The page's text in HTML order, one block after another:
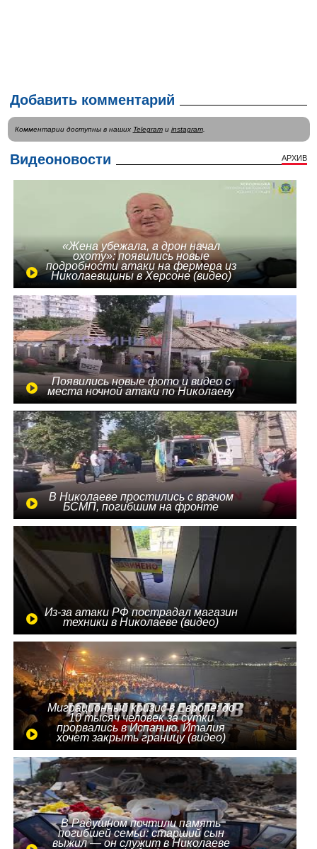
Добавить комментарий
Комментарии доступны в наших Telegramи instagram.
Видеоновости АРХИВ
«Жена убежала, а дрон начал
охоту»: появились новые
подробности атаки на фермера из
Николаевщины в Херсоне (видео)
Появились новые фото и видео с
места ночной атаки по Николаеву
В Николаеве простились с врачом
БСМП, погибшим на фронте
Из-за атаки РФ пострадал магазин
техники в Николаеве (видео)
Миграционный кризис в Европе: до
10 тысяч человек за сутки
прорвались в Испанию, Италия
хочет закрыть границу (видео)
В Радушном почтили память
погибшей семьи: старший сын
выжил — он служит в Николаеве